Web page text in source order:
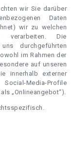
wir Sie darüber
Daten
wir zu welchen
Die
durchgeführten
im Rahmen der
auf unseren
innerhalb externer
Media-Profile
„Onlineangebot“).